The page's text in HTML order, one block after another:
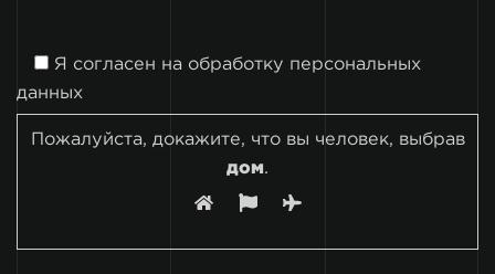
Я согласен на обработку персональных
данных
Пожалуйста, докажите, что вы человек, выбрав
дом.